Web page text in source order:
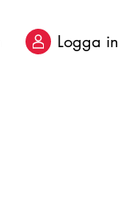
Logga in